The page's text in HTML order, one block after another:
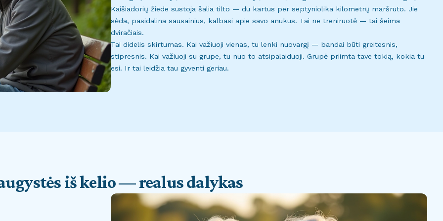
Kaišiadorių žiede sustoja šalia tilto — du kartus per septyniolika kilometrų maršruto. Jie
sėda, pasidalina sausainius, kalbasi apie savo anūkus. Tai ne treniruotė — tai šeima
dviračiais.
Tai didelis skirtumas. Kai važiuoji vienas, tu lenki nuovargį — bandai būti greitesnis,
stipresnis. Kai važiuoji su grupe, tu nuo to atsipalaiduoji. Grupė priimta tave tokią, kokia tu
esi. Ir tai leidžia tau gyventi geriau.
iš kelio — realus dalykas